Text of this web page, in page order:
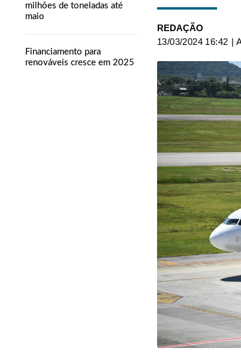
milhões de toneladas até
maio
Financiamento para
renováveis cresce em 2025
REDAÇÃO
13/03/2024 16:42 |